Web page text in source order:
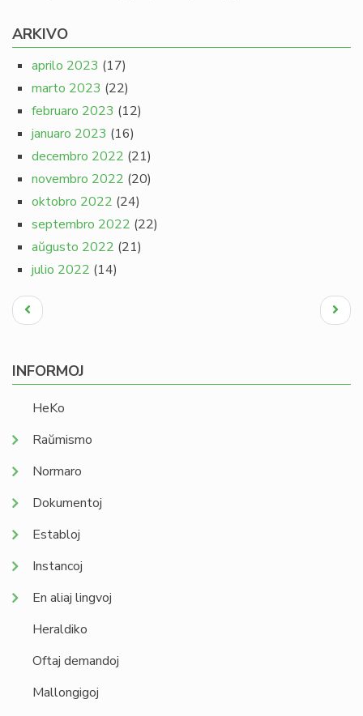
ARKIVO
aprilo 2023 (17)
marto 2023 (22)
februaro 2023 (12)
januaro 2023 (16)
decembro 2022 (21)
novembro 2022 (20)
oktobro 2022 (24)
septembro 2022 (22)
aŭgusto 2022 (21)
julio 2022 (14)
Pagination
Antaŭa
paĝo
Next
page
INFORMOJ
HeKo
Raŭmismo
Normaro
Dokumentoj
Establoj
Instancoj
En aliaj lingvoj
Heraldiko
Oftaj demandoj
Mallongigoj